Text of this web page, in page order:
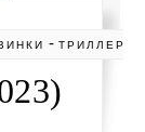
-ТРИЛЛЕРЫ